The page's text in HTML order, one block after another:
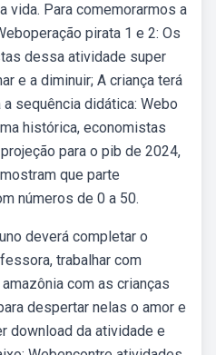
vida. Para comemorarmos a
pirata 1 e 2: Os
dessa atividade super
e a diminuir; A criança terá
sequência didática: Webo
histórica, economistas
para o pib de 2024,
que parte
números de 0 a 50.
deverá completar o
trabalhar com
com as crianças
despertar nelas o amor e
download da atividade e